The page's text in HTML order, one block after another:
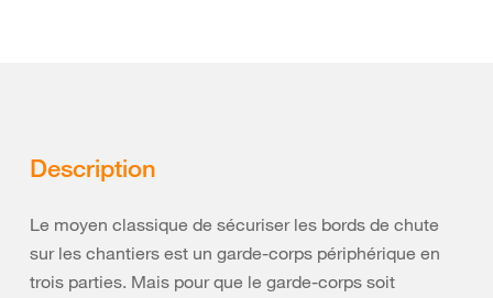
Description
Le moyen classique de sécuriser les bords de chute
sur les chantiers est un garde-corps périphérique en
trois parties. Mais pour que le garde-corps soit